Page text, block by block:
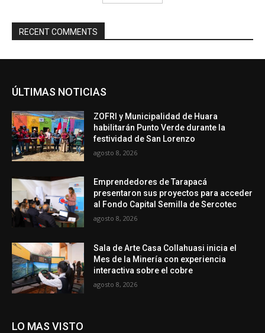
RECENT COMMENTS
ÚLTIMAS NOTICIAS
ZOFRI y Municipalidad de Huara
habilitarán Punto Verde durante la
festividad de San Lorenzo
agosto 8, 2026
Emprendedores de Tarapacá
presentaron sus proyectos para acceder
al Fondo Capital Semilla de Sercotec
agosto 8, 2026
Sala de Arte Casa Collahuasi inicia el
Mes de la Minería con experiencia
interactiva sobre el cobre
agosto 8, 2026
LO MAS VISTO